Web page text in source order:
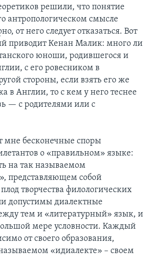
решили, что понятие
антропологическом смысле
от него следует отказаться. Вот
приводит Кенан Малик: много ли
юноши, родившегося и
с его ровесником в
стороны, если взять его же
в Англии, то с кем у него теснее
— с родителями или с
мне бесконечные споры
о «правильном» языке:
на так называемом
представляющем собой
творчества филологических
допустимы диалектные
тем и «литературный» язык, и
мере условности. Каждый
от своего образования,
«идиалекте» – своем